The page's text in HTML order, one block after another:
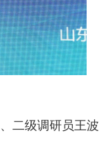
二级调研员王波